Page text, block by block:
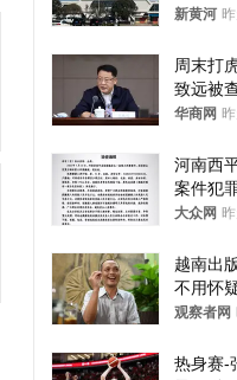
罚1.5万
新黄河
周末打
致远被
华商网
河南西
案件犯
获
大众网
越南出
不用怀
的决心
观察者网
热身赛-